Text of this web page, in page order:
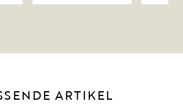
ARTIKEL